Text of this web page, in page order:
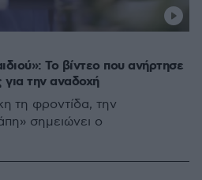
Το βίντεο που ανήρτησε
την αναδοχή
τη φροντίδα, την
σημειώνει ο